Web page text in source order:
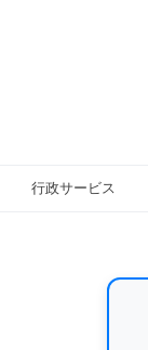
行政サービス